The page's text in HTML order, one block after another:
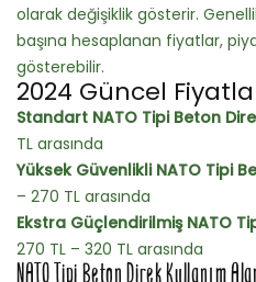
olarak değişiklik gösterir.
başına hesaplanan fiyatlar,
gösterebilir.
2024 Güncel
Standart NATO Tipi Beton
TL arasında
Yüksek Güvenlikli NATO Tipi
– 270 TL arasında
Ekstra Güçlendirilmiş NATO
270 TL – 320 TL arasında
NATO Tipi Beton Direk Kullanım